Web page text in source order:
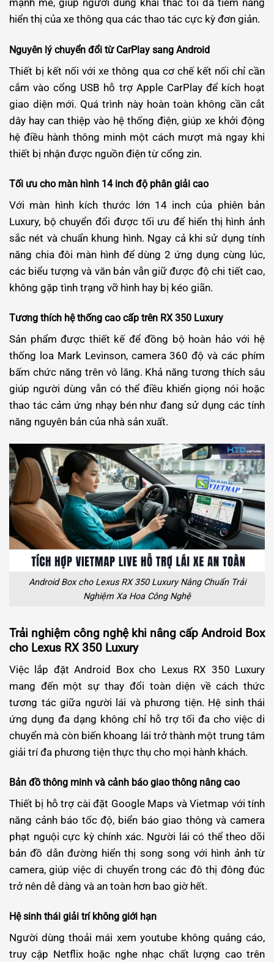
mạnh mẽ, giúp người dùng khai thác tối đa tiềm năng
hiển thị của xe thông qua các thao tác cực kỳ đơn giản.
Nguyên lý chuyển đổi từ CarPlay sang Android
Thiết bị kết nối với xe thông qua cơ chế kết nối chỉ cần
cắm vào cổng USB hỗ trợ Apple CarPlay để kích hoạt
giao diện mới. Quá trình này hoàn toàn không cần cắt
dây hay can thiệp vào hệ thống điện, giúp xe khởi động
hệ điều hành thông minh một cách mượt mà ngay khi
thiết bị nhận được nguồn điện từ cổng zin.
Tối ưu cho màn hình 14 inch độ phân giải cao
Với màn hình kích thước lớn 14 inch của phiên bản
Luxury, bộ chuyển đổi được tối ưu để hiển thị hình ảnh
sắc nét và chuẩn khung hình. Ngay cả khi sử dụng tính
năng chia đôi màn hình để dùng 2 ứng dụng cùng lúc,
các biểu tượng và văn bản vẫn giữ được độ chi tiết cao,
không gặp tình trạng vỡ hình hay bị kéo giãn.
Tương thích hệ thống cao cấp trên RX 350 Luxury
Sản phẩm được thiết kế để đồng bộ hoàn hảo với hệ
thống loa Mark Levinson, camera 360 độ và các phím
bấm chức năng trên vô lăng. Khả năng tương thích sâu
giúp người dùng vẫn có thể điều khiển giọng nói hoặc
thao tác cảm ứng nhạy bén như đang sử dụng các tính
năng nguyên bản của nhà sản xuất.
Android Box cho Lexus RX 350 Luxury Nâng Chuẩn Trải
Nghiệm Xa Hoa Công Nghệ
Trải nghiệm công nghệ khi nâng cấp Android Box
cho Lexus RX 350 Luxury
Việc lắp đặt Android Box cho Lexus RX 350 Luxury
mang đến một sự thay đổi toàn diện về cách thức
tương tác giữa người lái và phương tiện. Hệ sinh thái
ứng dụng đa dạng không chỉ hỗ trợ tối đa cho việc di
chuyển mà còn biến khoang lái trở thành một trung tâm
giải trí đa phương tiện thực thụ cho mọi hành khách.
Bản đồ thông minh và cảnh báo giao thông nâng cao
Thiết bị hỗ trợ cài đặt Google Maps và Vietmap với tính
năng cảnh báo tốc độ, biển báo giao thông và camera
phạt nguội cực kỳ chính xác. Người lái có thể theo dõi
bản đồ dẫn đường hiển thị song song với hình ảnh từ
camera, giúp việc di chuyển trong các đô thị đông đúc
trở nên dễ dàng và an toàn hơn bao giờ hết.
Hệ sinh thái giải trí không giới hạn
Người dùng thoải mái xem youtube không quảng cáo,
truy cập Netflix hoặc nghe nhạc chất lượng cao trên